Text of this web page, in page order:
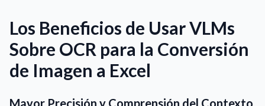
Los Beneficios de Usar VLMs
Sobre OCR para la Conversión
de Imagen a Excel
Mayor Precisión y Comprensión del Contexto